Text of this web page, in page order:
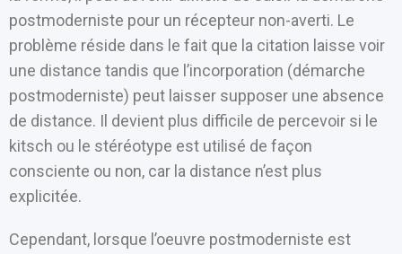
postmoderniste pour un récepteur non-averti. Le
problème réside dans le fait que la citation laisse voir
une distance tandis que l’incorporation (démarche
postmoderniste) peut laisser supposer une absence
de distance. Il devient plus difficile de percevoir si le
kitsch ou le stéréotype est utilisé de façon
consciente ou non, car la distance n’est plus
explicitée.
Cependant, lorsque l’oeuvre postmoderniste est